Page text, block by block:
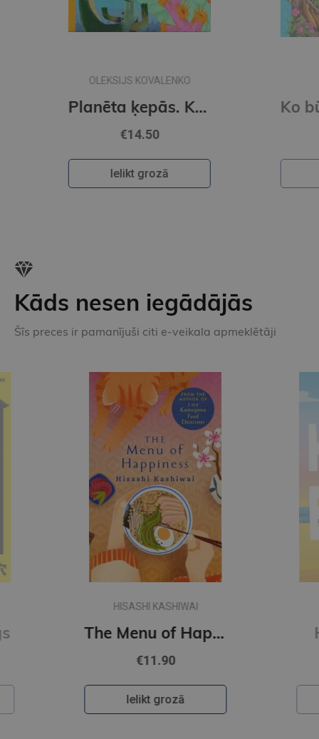
€13.95
Ielikt grozā
Kāds nesen iegādājās
Šīs preces ir pamanījuši citi e-veikala apmeklētāji
The Menu of Happiness
CHLOE LIESE
Happy Ending
€10.90
Ielikt grozā